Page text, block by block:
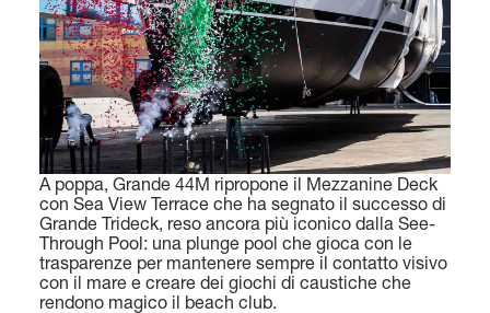
Scopri di più
FLY 72
LUNGHEZZA FUORI TUTTO
22,69 (74' 5'')
LARGHEZZA MAX
5,62 M (18’ 5’’)
MAGELLANO 30M
LUNGHEZZA FUORI TUTTO
29,7 M (97' 5'')
LARGHEZZA MAX
7,06 M (23’ 2'')
CABINE
5 + 3 CREW
GRANDE 36M
LUNGHEZZA FUORI TUTTO
35,29 M (115’ 9’’)
LARGHEZZA MAX
7,50 M (24’ 7’’)
CABINE
5 + 4 CREW
A poppa, Grande 44M ripropone il Mezzanine Deck
con Sea View Terrace che ha segnato il successo di
Grande Trideck, reso ancora più iconico dalla See-
Through Pool: una plunge pool che gioca con le
trasparenze per mantenere sempre il contatto visivo
con il mare e creare dei giochi di caustiche che
rendono magico il beach club.